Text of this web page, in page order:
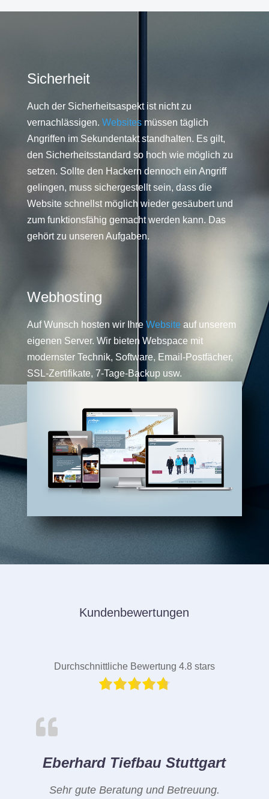
Sicherheit
Auch der Sicherheitsaspekt ist nicht zu
vernachlässigen. Websitesmüssen täglich
Angriffen im Sekundentakt standhalten. Es gilt,
den Sicherheitsstandard so hoch wie möglich zu
setzen. Sollte den Hackern dennoch ein Angriff
gelingen, muss sichergestellt sein, dass die
Website schnellst möglich wieder gesäubert und
zum funktionsfähig gemacht werden kann. Das
gehört zu unseren Aufgaben.
Webhosting
Auf Wunsch hosten wir Ihre Website auf unserem
eigenen Server. Wir bieten Webspace mit
modernster Technik, Software, Email-Postfächer,
SSL-Zertifikate, 7-Tage-Backup usw.
Kundenbewertungen
Durchschnittliche Bewertung 4.8 stars
Eberhard Tiefbau Stuttgart
Sehr gute Beratung und Betreuung.